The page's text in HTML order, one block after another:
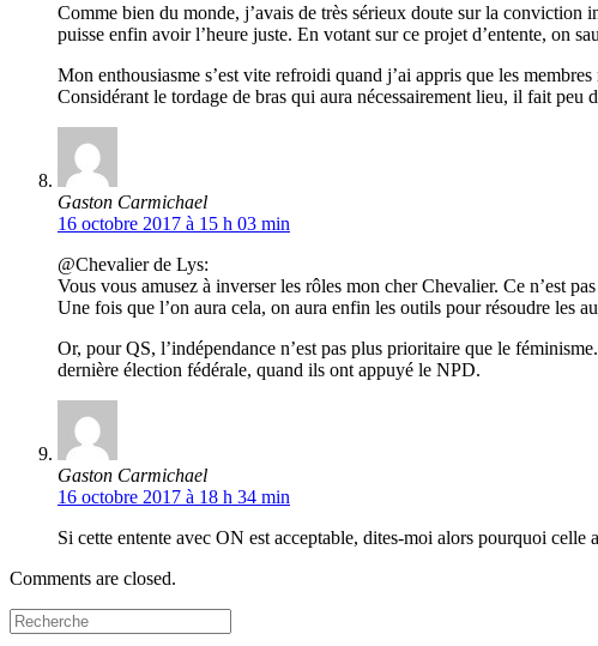
Comme bien du monde, j’avais de très sérieux doute sur la conviction
puisse enfin avoir l’heure juste. En votant sur ce projet d’entente, on
Mon enthousiasme s’est vite refroidi quand j’ai appris que les
Considérant le tordage de bras qui aura nécessairement lieu, il fait peu
Gaston Carmichael
16 octobre 2017 à 15 h 03 min
@Chevalier de Lys:
Vous vous amusez à inverser les rôles mon cher Chevalier. Ce n’est
Une fois que l’on aura cela, on aura enfin les outils pour résoudre les
Or, pour QS, l’indépendance n’est pas plus prioritaire que le
dernière élection fédérale, quand ils ont appuyé le NPD.
Gaston Carmichael
16 octobre 2017 à 18 h 34 min
Si cette entente avec ON est acceptable, dites-moi alors pourquoi
Comments are closed.
Search
for: